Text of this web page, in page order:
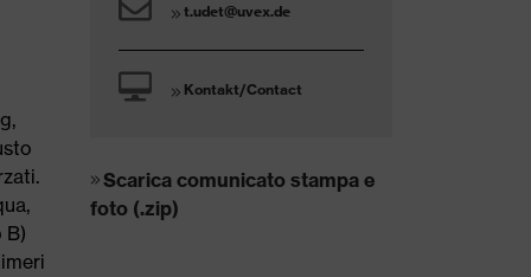
B)
t.udet@uvex.de
Kontakt/Contact
Scarica comunicato stampa e
foto (.zip)